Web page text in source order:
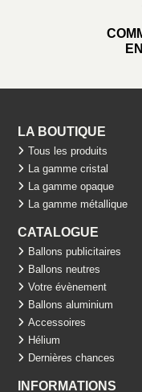
LA BOUTIQUE
Tous les produits
La gamme cristal
La gamme opaque
La gamme métallique
CATALOGUE
Ballons publicitaires
Ballons neutres
Votre évènement
Ballons aluminium
Accessoires
Hélium
Dernières chances
INFORMATIONS